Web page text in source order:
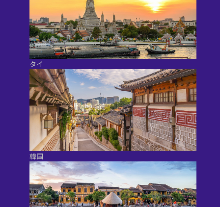
タイ
韓国